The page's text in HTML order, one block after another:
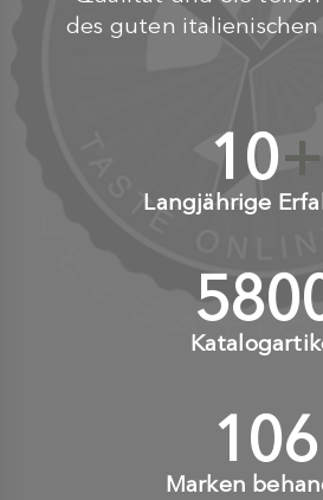
des guten italienischen
10+
Langjährige
6000
110+
Marken